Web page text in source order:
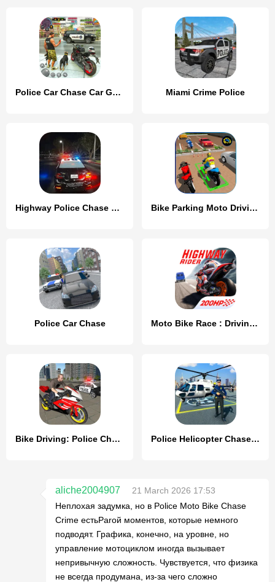
Police Car Chase Car Games Miami Crime Police
Highway Police Chase Simulator Bike Parking Moto Driving Game
Police Car Chase Moto Bike Race : Driving Car
Bike Driving: Police Chase Police Helicopter Chase Game
aliche2004907
21 March 2026 17:53
Неплохая задумка, но в Police Moto Bike Chase
Crime естьParой моментов, которые немного
подводят. Графика, конечно, на уровне, но
управление мотоциклом иногда вызывает
непривычную сложность. Чувствуется, что физика
не всегда продумана, из-за чего сложно